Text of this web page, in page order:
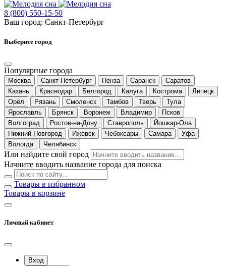
8 (800) 550-15-50
Ваш город: Санкт-Петербург
Выберите город
Популярные города
Москва Санкт-Петербург Пенза Саранск
Саратов
Казань
Краснодар Белгород Калуга Кострома
Липецк
Орёл
Рязань Смоленск Тамбов Тверь
Тула
Ярославль
Брянск Воронеж Владимир
Псков
Волгоград
Ростов-на-Дону Ставрополь
Йошкар-Ола
Нижний Новгород
Ижевск Чебоксары Самара
Уфа
Вологда
Челябинск
Или найдите свой город
Начните вводить название города для поиска
Товары в избранном
Товары в корзине
Личный кабинет
Вход